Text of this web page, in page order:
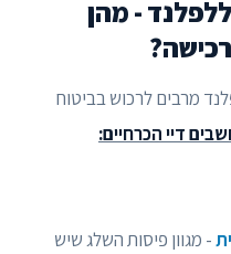
- מהן
מרבים לרכוש בביטוח
דיי הכרחיים:
- מגוון פיסות השלג שיש